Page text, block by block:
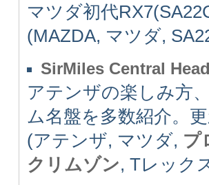
マツダ初代
(MAZDA, マツダ,
SirMiles Central
アテンザの楽しみ方
ム名盤を多数紹介。
(アテンザ, マツダ, プ
クリムゾン, Tレック